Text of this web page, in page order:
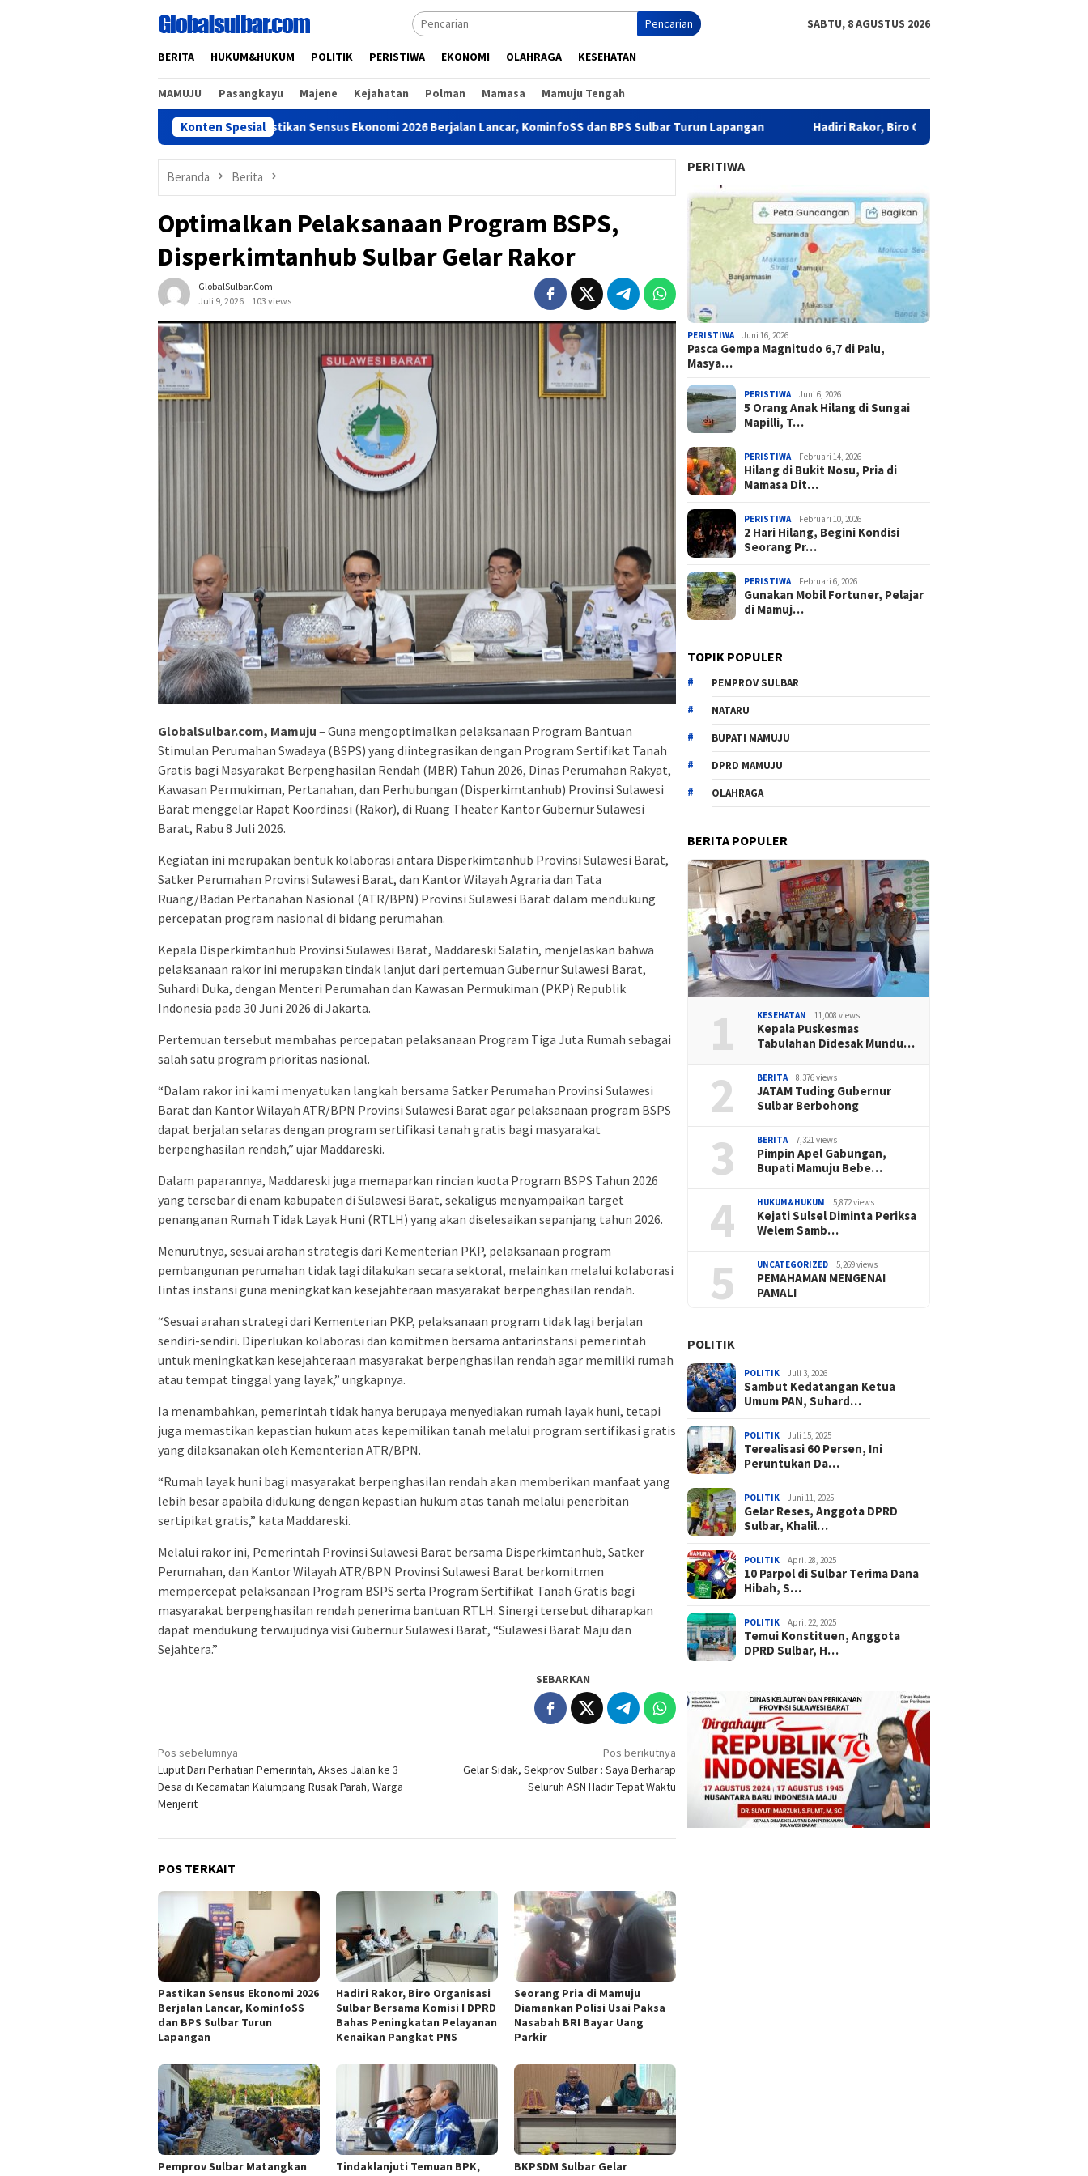
Pencarian SABTU, 8 AGUSTUS 2026
BERITA HUKUM&HUKUM POLITIK PERISTIWA EKONOMI OLAHRAGA KESEHATAN
MAMUJU Pasangkayu Majene Kejahatan Polman Mamasa Mamuju Tengah
Konten Spesial
Pastikan Sensus Ekonomi 2026 Berjalan Lancar, KominfoSS dan BPS Sulbar Turun Lapangan Hadiri Rakor, Biro Organisasi Sulbar Bersama Komisi I DPRD
Beranda Berita
Optimalkan Pelaksanaan Program BSPS,
Disperkimtanhub Sulbar Gelar Rakor
GlobalSulbar.com
Juli 9, 2026
103 views
GlobalSulbar.com, Mamuju – Guna mengoptimalkan pelaksanaan Program Bantuan
Stimulan Perumahan Swadaya (BSPS) yang diintegrasikan dengan Program Sertifikat Tanah
Gratis bagi Masyarakat Berpenghasilan Rendah (MBR) Tahun 2026, Dinas Perumahan Rakyat,
Kawasan Permukiman, Pertanahan, dan Perhubungan (Disperkimtanhub) Provinsi Sulawesi
Barat menggelar Rapat Koordinasi (Rakor), di Ruang Theater Kantor Gubernur Sulawesi
Barat, Rabu 8 Juli 2026.
Kegiatan ini merupakan bentuk kolaborasi antara Disperkimtanhub Provinsi Sulawesi Barat,
Satker Perumahan Provinsi Sulawesi Barat, dan Kantor Wilayah Agraria dan Tata
Ruang/Badan Pertanahan Nasional (ATR/BPN) Provinsi Sulawesi Barat dalam mendukung
percepatan program nasional di bidang perumahan.
Kepala Disperkimtanhub Provinsi Sulawesi Barat, Maddareski Salatin, menjelaskan bahwa
pelaksanaan rakor ini merupakan tindak lanjut dari pertemuan Gubernur Sulawesi Barat,
Suhardi Duka, dengan Menteri Perumahan dan Kawasan Permukiman (PKP) Republik
Indonesia pada 30 Juni 2026 di Jakarta.
Pertemuan tersebut membahas percepatan pelaksanaan Program Tiga Juta Rumah sebagai
salah satu program prioritas nasional.
“Dalam rakor ini kami menyatukan langkah bersama Satker Perumahan Provinsi Sulawesi
Barat dan Kantor Wilayah ATR/BPN Provinsi Sulawesi Barat agar pelaksanaan program BSPS
dapat berjalan selaras dengan program sertifikasi tanah gratis bagi masyarakat
berpenghasilan rendah,” ujar Maddareski.
Dalam paparannya, Maddareski juga memaparkan rincian kuota Program BSPS Tahun 2026
yang tersebar di enam kabupaten di Sulawesi Barat, sekaligus menyampaikan target
penanganan Rumah Tidak Layak Huni (RTLH) yang akan diselesaikan sepanjang tahun 2026.
Menurutnya, sesuai arahan strategis dari Kementerian PKP, pelaksanaan program
pembangunan perumahan tidak lagi dilakukan secara sektoral, melainkan melalui kolaborasi
lintas instansi guna meningkatkan kesejahteraan masyarakat berpenghasilan rendah.
“Sesuai arahan strategi dari Kementerian PKP, pelaksanaan program tidak lagi berjalan
sendiri-sendiri. Diperlukan kolaborasi dan komitmen bersama antarinstansi pemerintah
untuk meningkatkan kesejahteraan masyarakat berpenghasilan rendah agar memiliki rumah
atau tempat tinggal yang layak,” ungkapnya.
Ia menambahkan, pemerintah tidak hanya berupaya menyediakan rumah layak huni, tetapi
juga memastikan kepastian hukum atas kepemilikan tanah melalui program sertifikasi gratis
yang dilaksanakan oleh Kementerian ATR/BPN.
“Rumah layak huni bagi masyarakat berpenghasilan rendah akan memberikan manfaat yang
lebih besar apabila didukung dengan kepastian hukum atas tanah melalui penerbitan
sertipikat gratis,” kata Maddareski.
Melalui rakor ini, Pemerintah Provinsi Sulawesi Barat bersama Disperkimtanhub, Satker
Perumahan, dan Kantor Wilayah ATR/BPN Provinsi Sulawesi Barat berkomitmen
mempercepat pelaksanaan Program BSPS serta Program Sertifikat Tanah Gratis bagi
masyarakat berpenghasilan rendah penerima bantuan RTLH. Sinergi tersebut diharapkan
dapat mendukung terwujudnya visi Gubernur Sulawesi Barat, “Sulawesi Barat Maju dan
Sejahtera.”
SEBARKAN
Navigasi
pos
Pos sebelumnya
Luput Dari Perhatian Pemerintah, Akses Jalan ke 3
Desa di Kecamatan Kalumpang Rusak Parah, Warga
Menjerit
Pos berikutnya
Gelar Sidak, Sekprov Sulbar : Saya Berharap
Seluruh ASN Hadir Tepat Waktu
POS TERKAIT
Pastikan Sensus Ekonomi 2026
Berjalan Lancar, KominfoSS
dan BPS Sulbar Turun
Lapangan
Hadiri Rakor, Biro Organisasi
Sulbar Bersama Komisi I DPRD
Bahas Peningkatan Pelayanan
Kenaikan Pangkat PNS
Seorang Pria di Mamuju
Diamankan Polisi Usai Paksa
Nasabah BRI Bayar Uang
Parkir
Pemprov Sulbar Matangkan
Tindaklanjuti Temuan BPK,
BKPSDM Sulbar Gelar
PERITIWA
PERISTIWA Juni 16, 2026
Pasca Gempa Magnitudo 6,7 di Palu,
Masya…
PERISTIWA Juni 6, 2026
5 Orang Anak Hilang di Sungai
Mapilli, T…
PERISTIWA Februari 14, 2026
Hilang di Bukit Nosu, Pria di
Mamasa Dit…
PERISTIWA Februari 10, 2026
2 Hari Hilang, Begini Kondisi
Seorang Pr…
PERISTIWA Februari 6, 2026
Gunakan Mobil Fortuner, Pelajar
di Mamuj…
TOPIK POPULER
PEMPROV SULBAR
NATARU
BUPATI MAMUJU
DPRD MAMUJU
OLAHRAGA
BERITA POPULER
1 KESEHATAN 11,008 views
Kepala Puskesmas
Tabulahan Didesak Mundu…
2 BERITA 8,376 views
JATAM Tuding Gubernur
Sulbar Berbohong
3 BERITA 7,321 views
Pimpin Apel Gabungan,
Bupati Mamuju Bebe…
4 HUKUM&HUKUM 5,872 views
Kejati Sulsel Diminta Periksa
Welem Samb…
5 UNCATEGORIZED 5,269 views
PEMAHAMAN MENGENAI
PAMALI
POLITIK
POLITIK Juli 3, 2026
Sambut Kedatangan Ketua
Umum PAN, Suhard…
POLITIK Juli 15, 2025
Terealisasi 60 Persen, Ini
Peruntukan Da…
POLITIK Juni 11, 2025
Gelar Reses, Anggota DPRD
Sulbar, Khalil…
POLITIK April 28, 2025
10 Parpol di Sulbar Terima Dana
Hibah, S…
POLITIK April 22, 2025
Temui Konstituen, Anggota
DPRD Sulbar, H…